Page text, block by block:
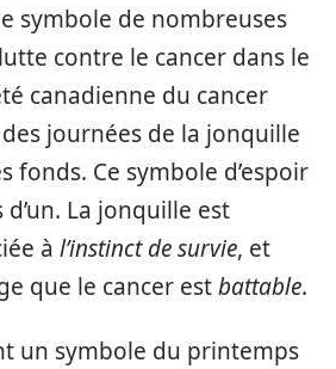
symbole de nombreuses
contre le cancer dans le
canadienne du cancer
journées de la jonquille
fonds. Ce symbole d’espoir
La jonquille est
à l’instinct de survie, et
que le cancer estbattable.
un symbole du printemps